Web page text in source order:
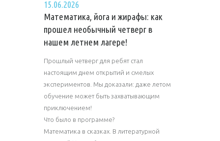
15.06.2026
Математика, йога и жирафы: как
прошел необычный четверг в
нашем летнем лагере!
Прошлый четверг для ребят стал
настоящим днем открытий и смелых
экспериментов. Мы доказали: даже летом
обучение может быть захватывающим
приключением!
Что было в программе?
Математика в сказках. В литературной